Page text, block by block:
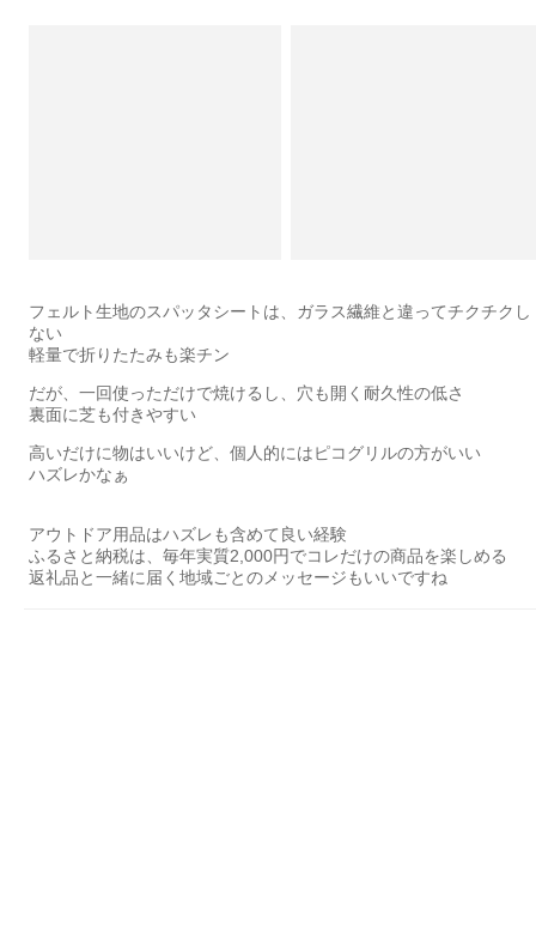
フェルト生地のスパッタシートは、ガラス繊維と違ってチクチクし
ない
軽量で折りたたみも楽チン
だが、一回使っただけで焼けるし、穴も開く耐久性の低さ
裏面に芝も付きやすい
高いだけに物はいいけど、個人的にはピコグリルの方がいい
ハズレかなぁ
アウトドア用品はハズレも含めて良い経験
ふるさと納税は、毎年実質2,000円でコレだけの商品を楽しめる
返礼品と一緒に届く地域ごとのメッセージもいいですね